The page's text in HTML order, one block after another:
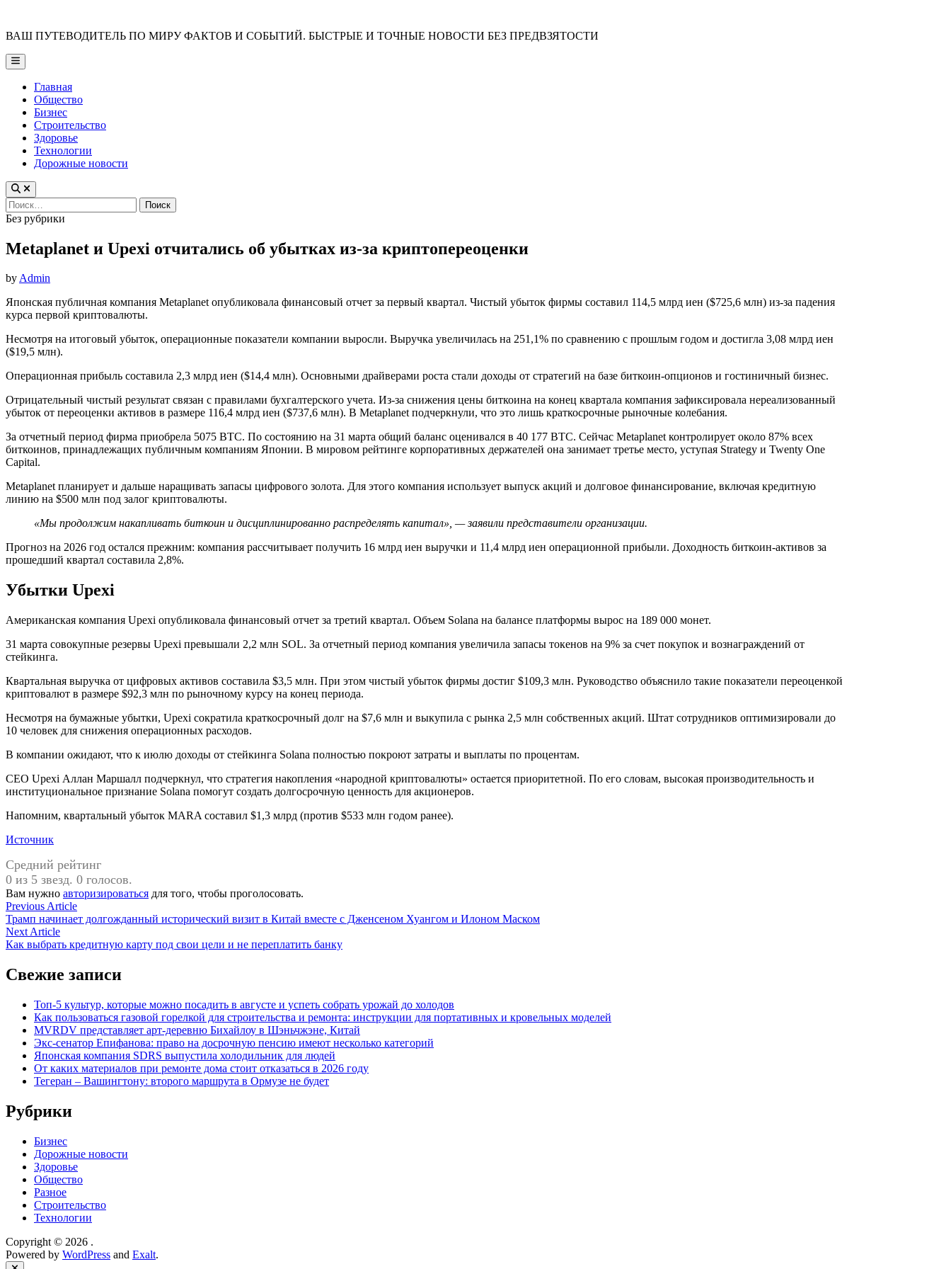
content
ВАШ ПУТЕВОДИТЕЛЬ ПО МИРУ ФАКТОВ И СОБЫТИЙ. БЫСТРЫЕ И ТОЧНЫЕ НОВОСТИ БЕЗ ПРЕДВЗЯТОСТИ
Main
Menu
Главная
Общество
Бизнес
Строительство
Здоровье
Технологии
Дорожные новости
Найти:
Posted
Без рубрики
Metaplanet и Upexi отчитались об убытках из-за криптопереоценки
byAdmin
Японская публичная компания Metaplanet опубликовала финансовый отчет за первый квартал. Чистый убыток фирмы составил 114,5 млрд иен ($725,6 млн) из-за падения
курса первой криптовалюты.
Несмотря на итоговый убыток, операционные показатели компании выросли. Выручка увеличилась на 251,1% по сравнению с прошлым годом и достигла 3,08 млрд иен
($19,5 млн).
Операционная прибыль составила 2,3 млрд иен ($14,4 млн). Основными драйверами роста стали доходы от стратегий на базе биткоин-опционов и гостиничный бизнес.
Отрицательный чистый результат связан с правилами бухгалтерского учета. Из-за снижения цены биткоина на конец квартала компания зафиксировала нереализованный
убыток от переоценки активов в размере 116,4 млрд иен ($737,6 млн). В Metaplanet подчеркнули, что это лишь краткосрочные рыночные колебания.
За отчетный период фирма приобрела 5075 BTC. По состоянию на 31 марта общий баланс оценивался в 40 177 BTC. Сейчас Metaplanet контролирует около 87% всех
биткоинов, принадлежащих публичным компаниям Японии. В мировом рейтинге корпоративных держателей она занимает третье место, уступая Strategy и Twenty One
Capital.
Metaplanet планирует и дальше наращивать запасы цифрового золота. Для этого компания использует выпуск акций и долговое финансирование, включая кредитную
линию на $500 млн под залог криптовалюты.
«Мы продолжим накапливать биткоин и дисциплинированно распределять капитал», — заявили представители организации.
Прогноз на 2026 год остался прежним: компания рассчитывает получить 16 млрд иен выручки и 11,4 млрд иен операционной прибыли. Доходность биткоин-активов за
прошедший квартал составила 2,8%.
Убытки Upexi
Американская компания Upexi опубликовала финансовый отчет за третий квартал. Объем Solana на балансе платформы вырос на 189 000 монет.
31 марта совокупные резервы Upexi превышали 2,2 млн SOL. За отчетный период компания увеличила запасы токенов на 9% за счет покупок и вознаграждений от
стейкинга.
Квартальная выручка от цифровых активов составила $3,5 млн. При этом чистый убыток фирмы достиг $109,3 млн. Руководство объяснило такие показатели переоценкой
криптовалют в размере $92,3 млн по рыночному курсу на конец периода.
Несмотря на бумажные убытки, Upexi сократила краткосрочный долг на $7,6 млн и выкупила с рынка 2,5 млн собственных акций. Штат сотрудников оптимизировали до
10 человек для снижения операционных расходов.
В компании ожидают, что к июлю доходы от стейкинга Solana полностью покроют затраты и выплаты по процентам.
CEO Upexi Аллан Маршалл подчеркнул, что стратегия накопления «народной криптовалюты» остается приоритетной. По его словам, высокая производительность и
институциональное признание Solana помогут создать долгосрочную ценность для акционеров.
Напомним, квартальный убыток MARA составил $1,3 млрд (против $533 млн годом ранее).
Источник
Средний рейтинг
0 из 5 звезд. 0 голосов.
Вам нужно авторизироваться для того, чтобы проголосовать.
Навигация
по
записям
Previous ArticlePrevious
article:
Трамп начинает долгожданный исторический визит в Китай вместе с Дженсеном Хуангом и Илоном Маском
Next ArticleNext
article:
Как выбрать кредитную карту под свои цели и не переплатить банку
Свежие записи
Топ-5 культур, которые можно посадить в августе и успеть собрать урожай до холодов
Как пользоваться газовой горелкой для строительства и ремонта: инструкции для портативных и кровельных моделей
MVRDV представляет арт-деревню Бихайлоу в Шэньчжэне, Китай
Экс-сенатор Епифанова: право на досрочную пенсию имеют несколько категорий
Японская компания SDRS выпустила холодильник для людей
От каких материалов при ремонте дома стоит отказаться в 2026 году
Тегеран – Вашингтону: второго маршрута в Ормузе не будет
Рубрики
Бизнес
Дорожные новости
Здоровье
Общество
Разное
Строительство
Технологии
Copyright © 2026 .
Powered by WordPress and Exalt.